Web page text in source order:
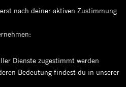
AGBnach deiner aktiven Zustimmung
Dienste zugestimmt werden
Bedeutung findest du in unserer